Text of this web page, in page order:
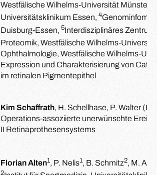
Westfälische Wilhelms-Universität Münster,
Universitätsklinikum Essen, 4
Duisburg-Essen, 5Interdisziplinäres
Proteomik, Westfälische Wilhelms-
Ophthalmologie, Westfälische Wilhelms-
Expression und Charakterisierung von
im retinalen Pigmentepithel
Kim Schaffrath, H. Schellhase, P. Walter
Operations-assoziierte unerwünschte
II Retinaprothesensystems
Florian Alten1, P. Nelis1, B. Schmitz2, M.
2